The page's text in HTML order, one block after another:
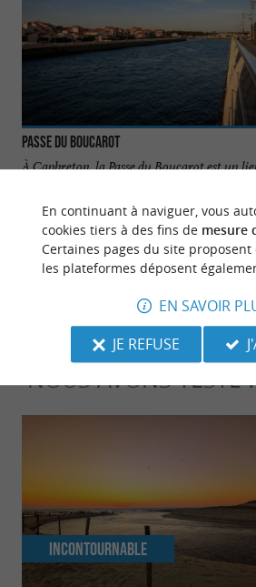
Passe du Boucarot
À Capbreton, la Passe du Boucarot est un
continuel de bateau ...
810 m - Capbreton
NOUS AVONS TESTÉ
Incontournable
En continuant à naviguer, vous
cookies tiers à des fins de mesure
Certaines pages du site proposent
les plateformes déposent
EN SAVOIR
JE REFUSE